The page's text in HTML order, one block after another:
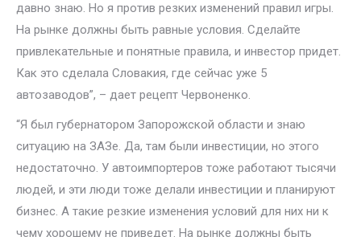
давно знаю. Но я против резких изменений правил игры.
На рынке должны быть равные условия. Сделайте
привлекательные и понятные правила, и инвестор придет.
Как это сделала Словакия, где сейчас уже 5
автозаводов”, – дает рецепт Червоненко.
“Я был губернатором Запорожской области и знаю
ситуацию на ЗАЗе. Да, там были инвестиции, но этого
недостаточно. У автоимпортеров тоже работают тысячи
людей, и эти люди тоже делали инвестиции и планируют
бизнес. А такие резкие изменения условий для них ни к
чему хорошему не приведет. На рынке должны быть